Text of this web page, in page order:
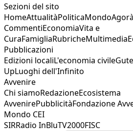
Sezioni del sito
HomeAttualitàPoliticaMondoAgorà
CommentiEconomiaVita e
CuraFamigliaRubricheMultimedia
Pubblicazioni
Edizioni localiL'economia civile
UpLuoghi dell'Infinito
Avvenire
Chi siamoRedazioneEcosistema
AvvenirePubblicitàFondazione
Mondo CEI
SIRRadio InBluTV2000FISC